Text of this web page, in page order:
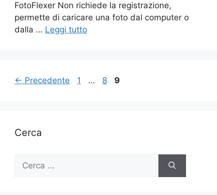
FotoFlexer Non richiede la registrazione,
permette di caricare una foto dal computer o
dalla … Leggi tutto
← Precedente Pagina
1 … Pagina
8 Pagina
9
Cerca
Ricerca